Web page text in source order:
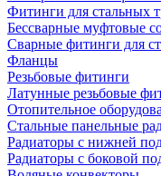
Фитинги для стальных
Бессварные муфтовые
Сварные фитинги для
Фланцы
Резьбовые фитинги
Латунные резьбовые
Отопительное
Стальные панельные
Радиаторы с нижней
Радиаторы с боковой